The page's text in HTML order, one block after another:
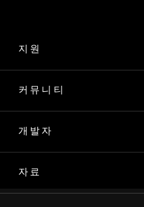
지원
커뮤니티
개발자
자료